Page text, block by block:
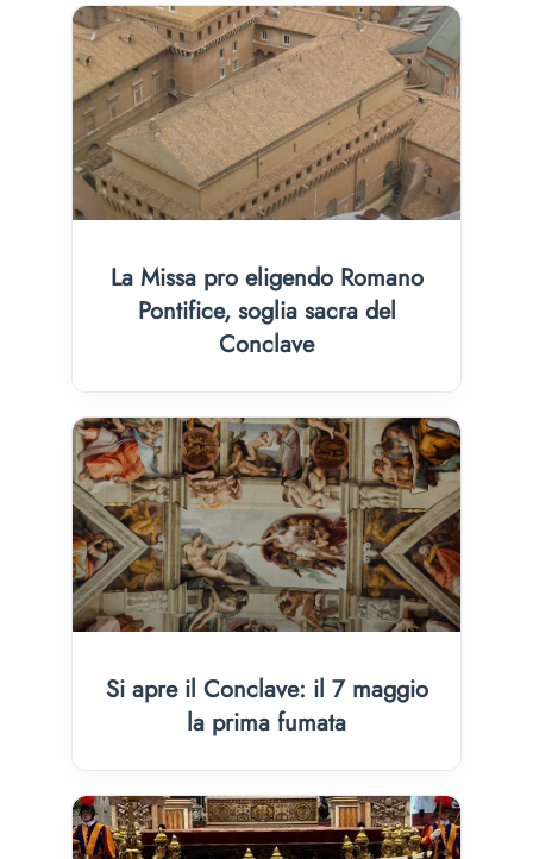
La Missa pro eligendo Romano
Pontifice, soglia sacra del
Conclave
Si apre il Conclave: il 7 maggio
la prima fumata